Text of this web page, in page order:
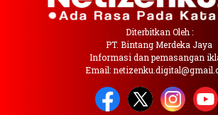
Diterbitkan Oleh :
PT. Bintang Merdeka Jaya
Informasi dan pemasangan
Email: